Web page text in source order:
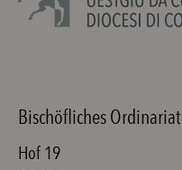
Bischöfliches Ordinariat
Hof 19